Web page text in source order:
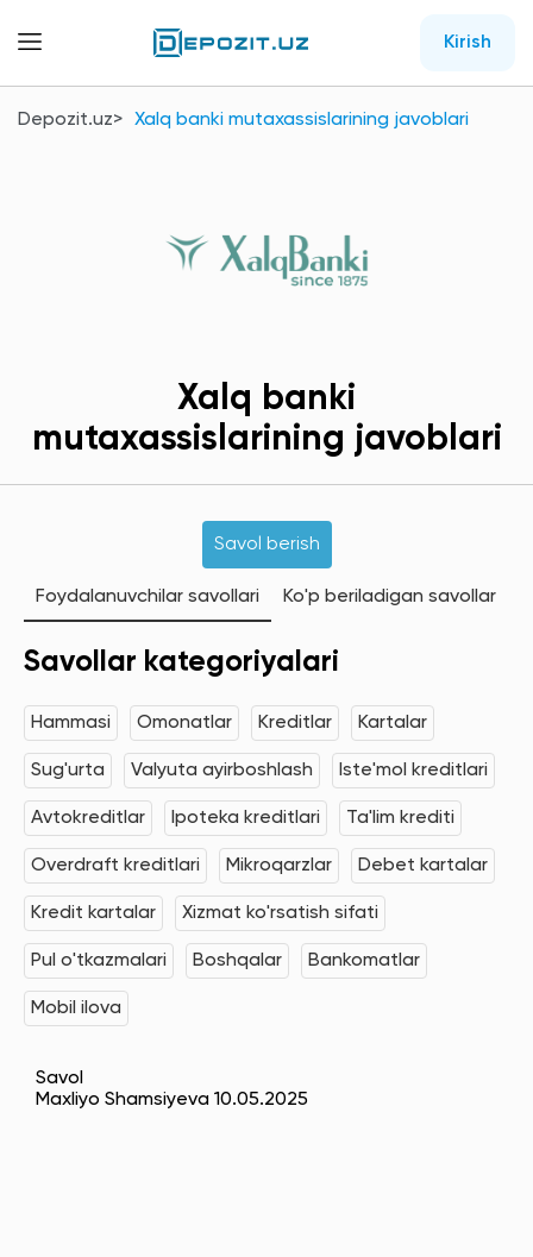
Kirish
Depozit.uz Xalq banki mutaxassislarining javoblari
Xalq banki
mutaxassislarining javoblari
Savol berish
Foydalanuvchilar savollari Ko'p beriladigan savollar
Savollar kategoriyalari
Hammasi Omonatlar Kreditlar Kartalar
Sug'urta Valyuta ayirboshlash Iste'mol kreditlari
Avtokreditlar Ipoteka kreditlari Ta'lim krediti
Overdraft kreditlari Mikroqarzlar Debet kartalar
Kredit kartalar Xizmat ko'rsatish sifati
Pul o'tkazmalari Boshqalar Bankomatlar
Mobil ilova
Savol
Maxliyo Shamsiyeva 10.05.2025